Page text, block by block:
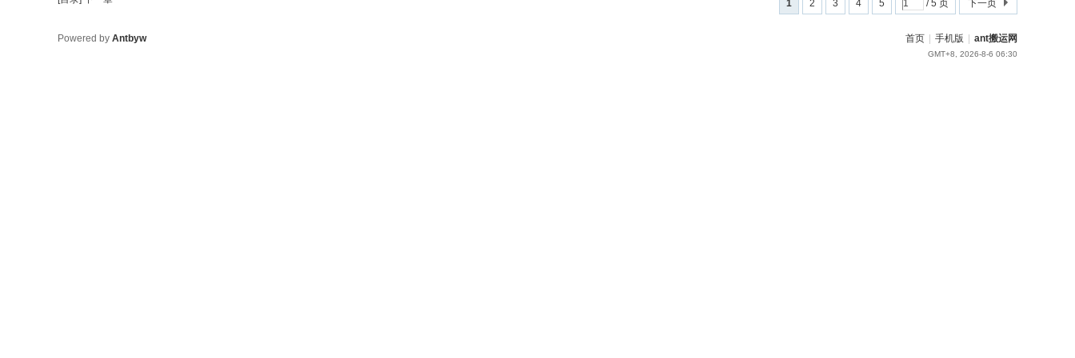
1 2 3 4 5 / 5 页 下一页
首页 手机版 ant搬运网
GMT+8, 2026-8-6 06:30
Powered by Antbyw